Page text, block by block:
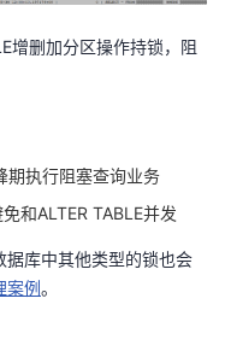
增删加分区操作持锁，阻
期执行阻塞查询业务
和ALTER TABLE并发
据库中其他类型的锁也会
案例。